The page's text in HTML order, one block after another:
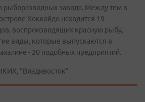
рыборазводных завода. Между тем в
Хоккайдо находится 19
воспроизводящих красную рыбу,
виды, которые выпускаются в
- 20 подобных предприятий.
"Владивосток"